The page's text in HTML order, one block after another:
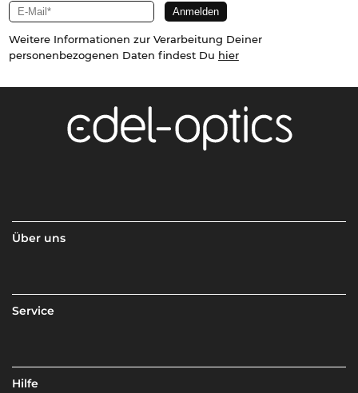
Weitere Informationen zur Verarbeitung Deiner
personenbezogenen Daten findest Du hier
Über uns
Service
Hilfe